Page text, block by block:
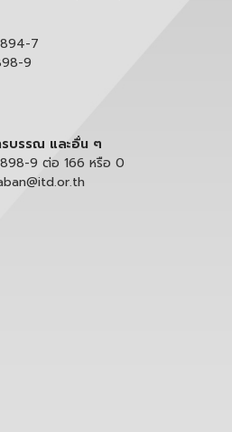
7
9
บรรณ และอื่น ๆ
9 ต่อ 166 หรือ 0